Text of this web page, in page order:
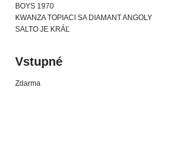
BOYS 1970
KWANZA TOPIACI SA DIAMANT ANGOLY
SALTO JE KRÁĽ
Vstupné
Zdarma